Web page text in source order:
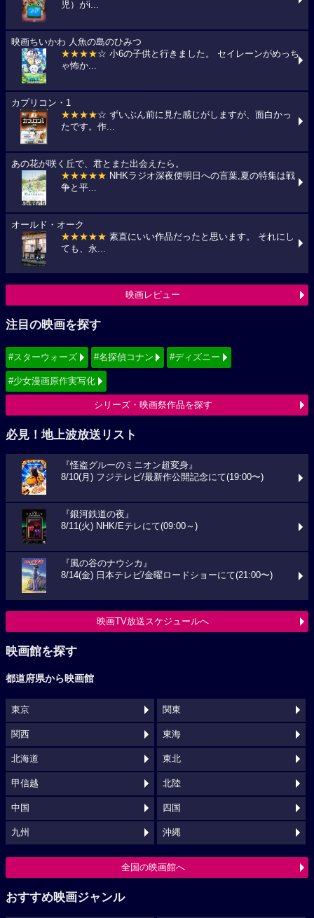
児）がi...
映画ちいかわ 人魚の島のひみつ
★★★★☆ 小6の子供と行きました。 セイレーンがめっち
ゃ怖か...
カプリコン・1
★★★★☆ ずいぶん前に見た感じがしますが、面白かっ
たです。作...
あの花が咲く丘で、君とまた出会えたら。
★★★★★ NHKラジオ深夜便明日への言葉,夏の特集は戦
争と平...
オールド・オーク
★★★★★ 素直にいい作品だったと思います。 それにし
ても、永...
映画レビュー
注目の映画を探す
#スターウォーズ #名探偵コナン #ディズニー
#少女漫画原作実写化
シリーズ・映画祭作品を探す
必見！地上波放送リスト
『怪盗グルーのミニオン超変身』
8/10(月) フジテレビ/最新作公開記念にて(19:00〜)
『銀河鉄道の夜』
8/11(火) NHK/Eテレにて(09:00～)
『風の谷のナウシカ』
8/14(金) 日本テレビ/金曜ロードショーにて(21:00〜)
映画TV放送スケジュールへ
映画館を探す
都道府県から映画館
東京 関東
関西 東海
北海道 東北
甲信越 北陸
中国 四国
九州 沖縄
全国の映画館へ
おすすめ映画ジャンル